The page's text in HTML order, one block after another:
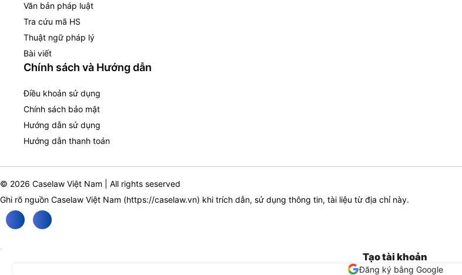
Văn bản pháp luật
Tra cứu mã HS
Thuật ngữ pháp lý
Bài viết
Chính sách và Hướng dẫn
Điều khoản sử dụng
Chính sách bảo mật
Hướng dẫn sử dụng
Hướng dẫn thanh toán
© 2026 Caselaw Việt Nam | All rights seserved
Ghi rõ nguồn Caselaw Việt Nam (https://caselaw.vn) khi trích dẫn, sử dụng thông tin, tài liệu từ địa chỉ này.
Tạo tài khoản
Đăng ký bằng Google